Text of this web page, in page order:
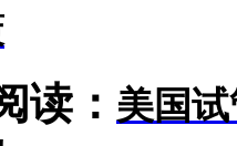
： 美国